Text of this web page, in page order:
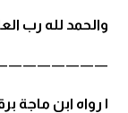
والحمد لله رب
١